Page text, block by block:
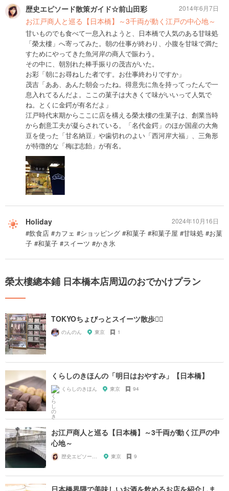
歴史エピソード散策ガイド☆前山田彩
お江戸商人と巡る【日本橋】～3千両が動く江戸の中心地～
甘いものでも食べて一息入れようと、日本橋で人気のある甘味処
「榮太樓」へ寄ってみた。朝の仕事が終わり、小腹を甘味で満た
すためにやってきた魚河岸の商人で賑わう。
その中に、朝別れた棒手振りの茂吉がいた。
お彩「朝にお尋ねした者です。お仕事終わりですか」
茂吉「ああ、あんた朝会ったね。得意先に魚を持ってったんで一
息入れてるんだよ。ここの菓子は大きくて味がいいって人気で
ね。とくに金鍔が有名だよ」
江戸時代末期からここに店を構える榮太樓の生菓子は、創業当時
から創意工夫が凝らされている。「名代金鍔」のほか国産の大角
豆を使った「甘名納豆」や歯切れのよい「西河岸大福」、三角形
が特徴的な「梅ぼ志飴」が有名。
2014年6月7日
Holiday
#飲食店 #カフェ #ショッピング #和菓子 #和菓子屋 #甘味処 #お菓
子 #和菓子 #スイーツ #かき氷
2024年10月16日
榮太樓總本鋪 日本橋本店周辺のおでかけプラン
TOKYOちょびっとスイーツ散歩🚶‍♀️
のんのん 東京 1
くらしのきほんの「明日はおやすみ」【日本橋】
くらしのきほん 東京 94
お江戸商人と巡る【日本橋】～3千両が動く江戸の中
心地～
歴史エピソード散策ガイド☆前山田彩 東京 9